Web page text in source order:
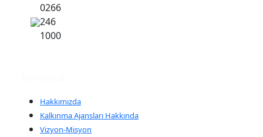
0266
246
1000
Hakkımızda
Kalkınma Ajansları Hakkında
Vizyon-Misyon